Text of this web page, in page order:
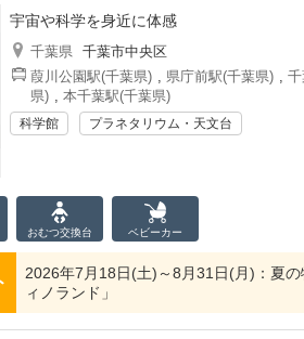
宇宙や科学を身近に体感
千葉県 千葉市中央区
葭川公園駅(千葉県) , 県庁前駅(千葉県) ,
県) , 本千葉駅(千葉県)
科学館 プラネタリウム・天文台
おむつ交換台 ベビーカー
2026年7月18日(土)～8月31日(月)：夏
ィノランド」